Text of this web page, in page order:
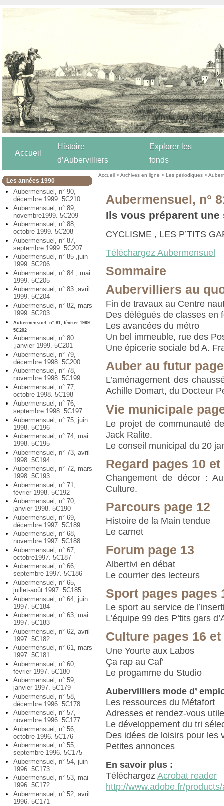
Accueil
Histoire
d’Aubervilliers
Explorer les
fonds
Les années 1990
Aubermensuel, n° 90,
décembre 1999. 5C210
Aubermensuel, n° 89,
novembre1999. 5C209
Aubermensuel, n° 88,
octobre 1999. 5C208
Aubermensuel, n° 87,
septembre 1999. 5C207
Aubermensuel, n° 85 ,juin
1999. 5C206
Aubermensuel, n° 84 , mai
1999. 5C205
Aubermensuel, n° 83 ,avril
1999. 5C204
Aubermensuel, n° 82, mars
1999. 5C203
Aubermensuel, n° 81, février 1999.
5C202
Aubermensuel, n° 80
,janvier 1999. 5C201
Aubermensuel, n° 79,
décembre 1998. 5C200
Aubermensuel, n° 78,
novembre 1998. 5C199
Aubermensuel, n° 77,
octobre 1998. 5C198
Aubermensuel, n° 76,
septembre 1998. 5C197
Aubermensuel, n° 75, juin
1998. 5C196
Aubermensuel, n° 74, mai
1998. 5C195
Aubermensuel, n° 73, avril
1998. 5C194
Aubermensuel, n° 72, mars
1998. 5C193
Aubermensuel, n° 71,
février 1998. 5C192
Aubermensuel, n° 70,
janvier 1998. 5C190
Aubermensuel, n° 69,
décembre 1997. 5C189
Aubermensuel, n° 68,
novembre 1997. 5C188
Aubermensuel, n° 67,
octobre1997. 5C187
Aubermensuel, n° 66,
septembre 1997. 5C186
Aubermensuel, n° 65,
juillet-août 1997. 5C185
Aubermensuel, n° 64, juin
1997. 5C184
Aubermensuel, n° 63, mai
1997. 5C183
Aubermensuel, n° 62, avril
1997. 5C182
Aubermensuel, n° 61, mars
1997. 5C181
Aubermensuel, n° 60,
février 1997. 5C180
Aubermensuel, n° 59,
janvier 1997. 5C179
Aubermensuel, n° 58,
décembre 1996. 5C178
Aubermensuel, n° 57,
novembre 1996. 5C177
Aubermensuel, n° 56,
octobre 1996. 5C176
Aubermensuel, n° 55,
septembre 1996. 5C175
Aubermensuel, n° 54, juin
1996. 5C173
Aubermensuel, n° 53, mai
1996. 5C172
Aubermensuel, n° 52, avril
1996. 5C171
Accueil >Archives en ligne >Les périodiques >
Aubermensuel, n°
Ils vous préparent une
CYCLISME , LES P’TITS
Téléchargez Aubermensuel
Sommaire
Aubervilliers au
Fin de travaux au Centre
Des délégués de classes en
Les avancées du métro
Un bel immeuble, rue des
Une épicerie sociale bd A.
Auber au futur
L’aménagement des
Achille Domart, du Docteur
Vie municipale
Le projet de communauté
Jack Ralite.
Le conseil municipal du 20
Regard pages 10 et
Changement de décor :
Culture.
Parcours page 12
Histoire de la Main tendue
Le carnet
Forum page 13
Albertivi en débat
Le courrier des lecteurs
Sport pages pages
Le sport au service de
L’équipe 99 des P’tits gars
Culture pages 16 et
Une Yourte aux Labos
Ça rap au Caf’
Le progamme du Studio
Aubervilliers mode d’
Les ressources du Métafort
Adresses et rendez-vous
Le développement du tri
Des idées de loisirs pour les
Petites annonces
En savoir plus :
TéléchargezAcrobat reader
http://www.adobe.fr/